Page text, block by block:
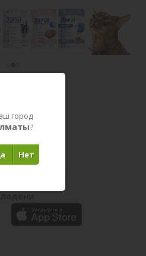
в пути
город
?
Нет